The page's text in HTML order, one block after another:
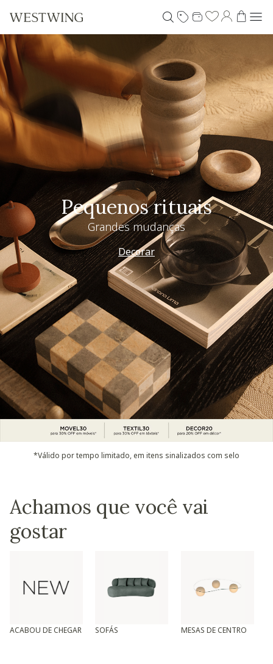
Pequenos rituais
Grandes mudanças
Decorar
*Válido por tempo limitado, em itens sinalizados com selo
Achamos que você vai
gostar
ACABOU DE CHEGAR SOFÁS MESAS DE CENTRO